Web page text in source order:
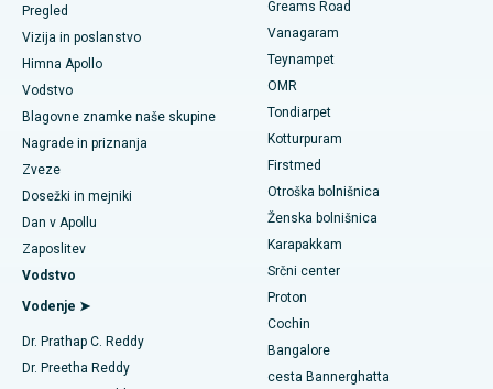
Poiščite zobozdravnika
Poiščite pediatrično
Poiščite dermatologa
Poiščite urologa
Poiščite diabetologa
Najboljši srčni center v Thousand Lights, Chennai
Najboljša bolnišnica v Jubilee Hillsu v Hyderabadu
Najboljša bolnišnica v Tondiarpetu v Chennaiju
Najboljša bolnišnica v Kotturpuramu v Chennaiju
Najboljša bolnišnica na cesti Kovai, Karur
Najboljša bolnišnica v Karapakkamu v Chennaiju
Najboljša bolnišnica v Arilovi, Vizag
Najboljša bolnišnica na cesti Kanpur v Lucknowu
Gastrektomija rokavice
Lasik kirurgija
Liposukcija
Koronarni angiogram
Zamenjava aortalnega ventila transkatetra
Popravilo ventila MitraClip
Minimalno invazivna srčna kirurgija
Ablacija katetra
Pregled
Vizija in poslanstvo
Himna Apollo
Vodstvo
Blagovne znamke naše skupine
Nagrade in priznanja
Zveze
Dosežki in mejniki
Dan v Apollu
Zaposlitev
Vodstvo
Vodenje ➤
Dr. Prathap C. Reddy
Dr. Preetha Reddy
Greams Road
Vanagaram
Teynampet
OMR
Tondiarpet
Kotturpuram
Firstmed
Otroška bolnišnica
Ženska bolnišnica
Karapakkam
Srčni center
Proton
Cochin
Bangalore
cesta Bannerghatta